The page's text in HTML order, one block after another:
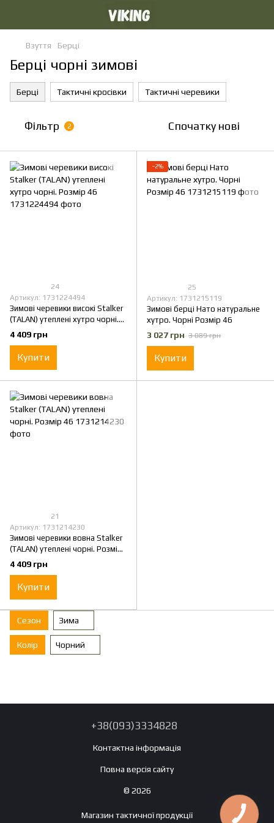
Взуття Берці
Берці чорні зимові
Берці Тактичні кросівки Тактичні черевики
Фільтр 2 Спочатку нові
24
Артикул: 1731224494
Зимові черевики високі Stalker
(TALAN) утеплені хутро чорні.
Розмір 46
4 409 грн
Купити
−2%
25
Артикул: 1731215119
Зимові берці Нато натуральне
хутро. Чорні Розмір 46
3 027 грн 3 089 грн
Купити
21
Артикул: 1731214230
Зимові черевики вовна Stalker
(TALAN) утеплені чорні. Розмір
46
4 409 грн
Купити
Сезон Зима
Колір Чорний
+38(093)3334828
Контактна інформація
Повна версія сайту
© 2026
Магазин тактичної продукції